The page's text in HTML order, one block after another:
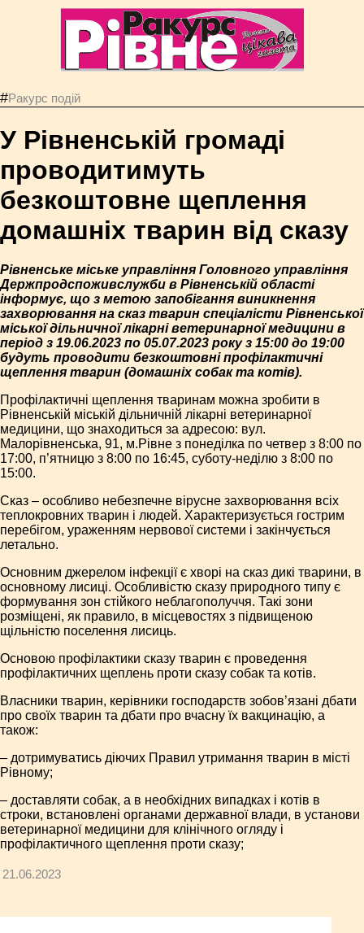
#Ракурс подій
У Рівненській громаді
проводитимуть
безкоштовне щеплення
домашніх тварин від сказу
Рівненське міське управління Головного управління
Держпродспоживслужби в Рівненській області
інформує, що з метою запобігання виникнення
захворювання на сказ тварин спеціалісти Рівненської
міської дільничної лікарні ветеринарної медицини в
період з 19.06.2023 по 05.07.2023 року з 15:00 до 19:00
будуть проводити безкоштовні профілактичні
щеплення тварин (домашніх собак та котів).
Профілактичні щеплення тваринам можна зробити в
Рівненській міській дільничній лікарні ветеринарної
медицини, що знаходиться за адресою: вул.
Малорівненська, 91, м.Рівне з понеділка по четвер з 8:00 по
17:00, п’ятницю з 8:00 по 16:45, суботу-неділю з 8:00 по
15:00.
Сказ – особливо небезпечне вірусне захворювання всіх
теплокровних тварин і людей. Характеризується гострим
перебігом, ураженням нервової системи і закінчується
летально.
Основним джерелом інфекції є хворі на сказ дикі тварини, в
основному лисиці. Особливістю сказу природного типу є
формування зон стійкого неблагополуччя. Такі зони
розміщені, як правило, в місцевостях з підвищеною
щільністю поселення лисиць.
Основою профілактики сказу тварин є проведення
профілактичних щеплень проти сказу собак та котів.
Власники тварин, керівники господарств зобов’язані дбати
про своїх тварин та дбати про вчасну їх вакцинацію, а
також:
– дотримуватись діючих Правил утримання тварин в місті
Рівному;
– доставляти собак, а в необхідних випадках і котів в
строки, встановлені органами державної влади, в установи
ветеринарної медицини для клінічного огляду і
профілактичного щеплення проти сказу;
21.06.2023